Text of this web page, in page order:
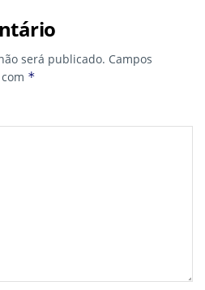
será publicado. Campos
*